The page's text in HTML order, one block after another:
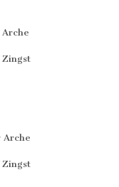
Zingst
Arche
Zingst